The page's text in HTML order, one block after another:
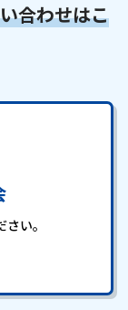
いたします。
合わせはこ
い。